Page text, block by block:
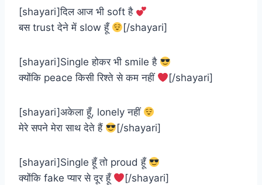
[shayari]दिल आज भी soft है
बस trust देने में slow हूँ
[/shayari]
[shayari]Single होकर भी smile है
क्योंकि peace किसी रिश्ते से कम नहीं
[/shayari]
[shayari]अकेला हूँ, lonely नहीं
मेरे सपने मेरा साथ देते हैं
[/shayari]
[shayari]Single हूँ तो proud हूँ
क्योंकि fake प्यार से दूर हूँ
[/shayari]